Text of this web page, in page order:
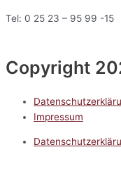
Tel: 0 25 23 – 95 99 -15
Copyright
Impressum